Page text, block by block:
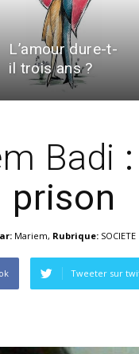
L’amour dure-t-
il trois ans ?
Badi
prison
Mariem, Rubrique: SOCIETE
Tweeter sur